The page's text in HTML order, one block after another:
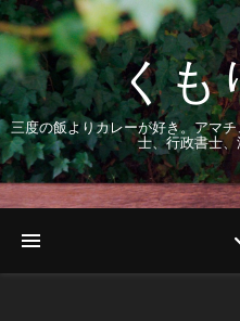
くも
三度の飯よりカレーが好き。アマ
士、行政書士